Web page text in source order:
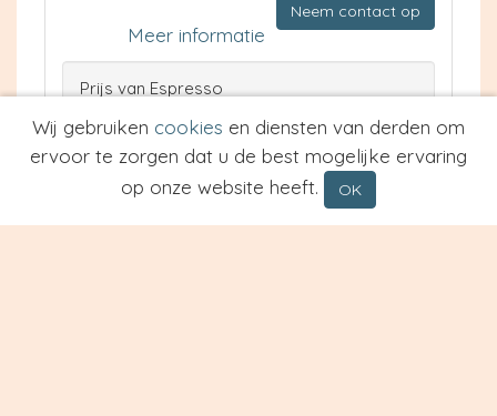
Neem contact op
Meer informatie
Prijs van Espresso
Prijs van Cappuccino
Type
Wij gebruiken cookies en diensten van derden om
ervoor te zorgen dat u de best mogelijke ervaring
op onze website heeft.
OK